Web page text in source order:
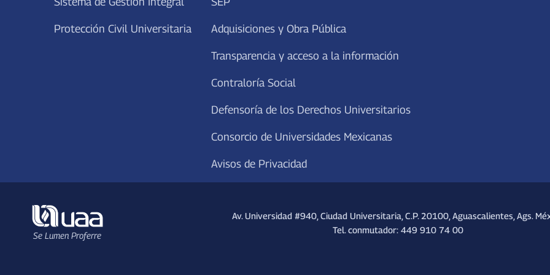
Protección Civil Universitaria Adquisiciones y Obra Pública
Transparencia y acceso a la información
Contraloría Social
Defensoría de los Derechos Universitarios
Consorcio de Universidades Mexicanas
Avisos de Privacidad
Se Lumen Proferre
Av. Universidad #940, Ciudad Universitaria, C.P. 20100, Aguascalientes, Ags.
Tel. conmutador: 449 910 74 00